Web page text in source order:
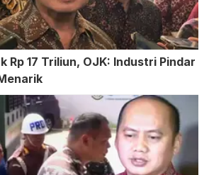
Rp 17 Triliun, OJK: Industri Pindar